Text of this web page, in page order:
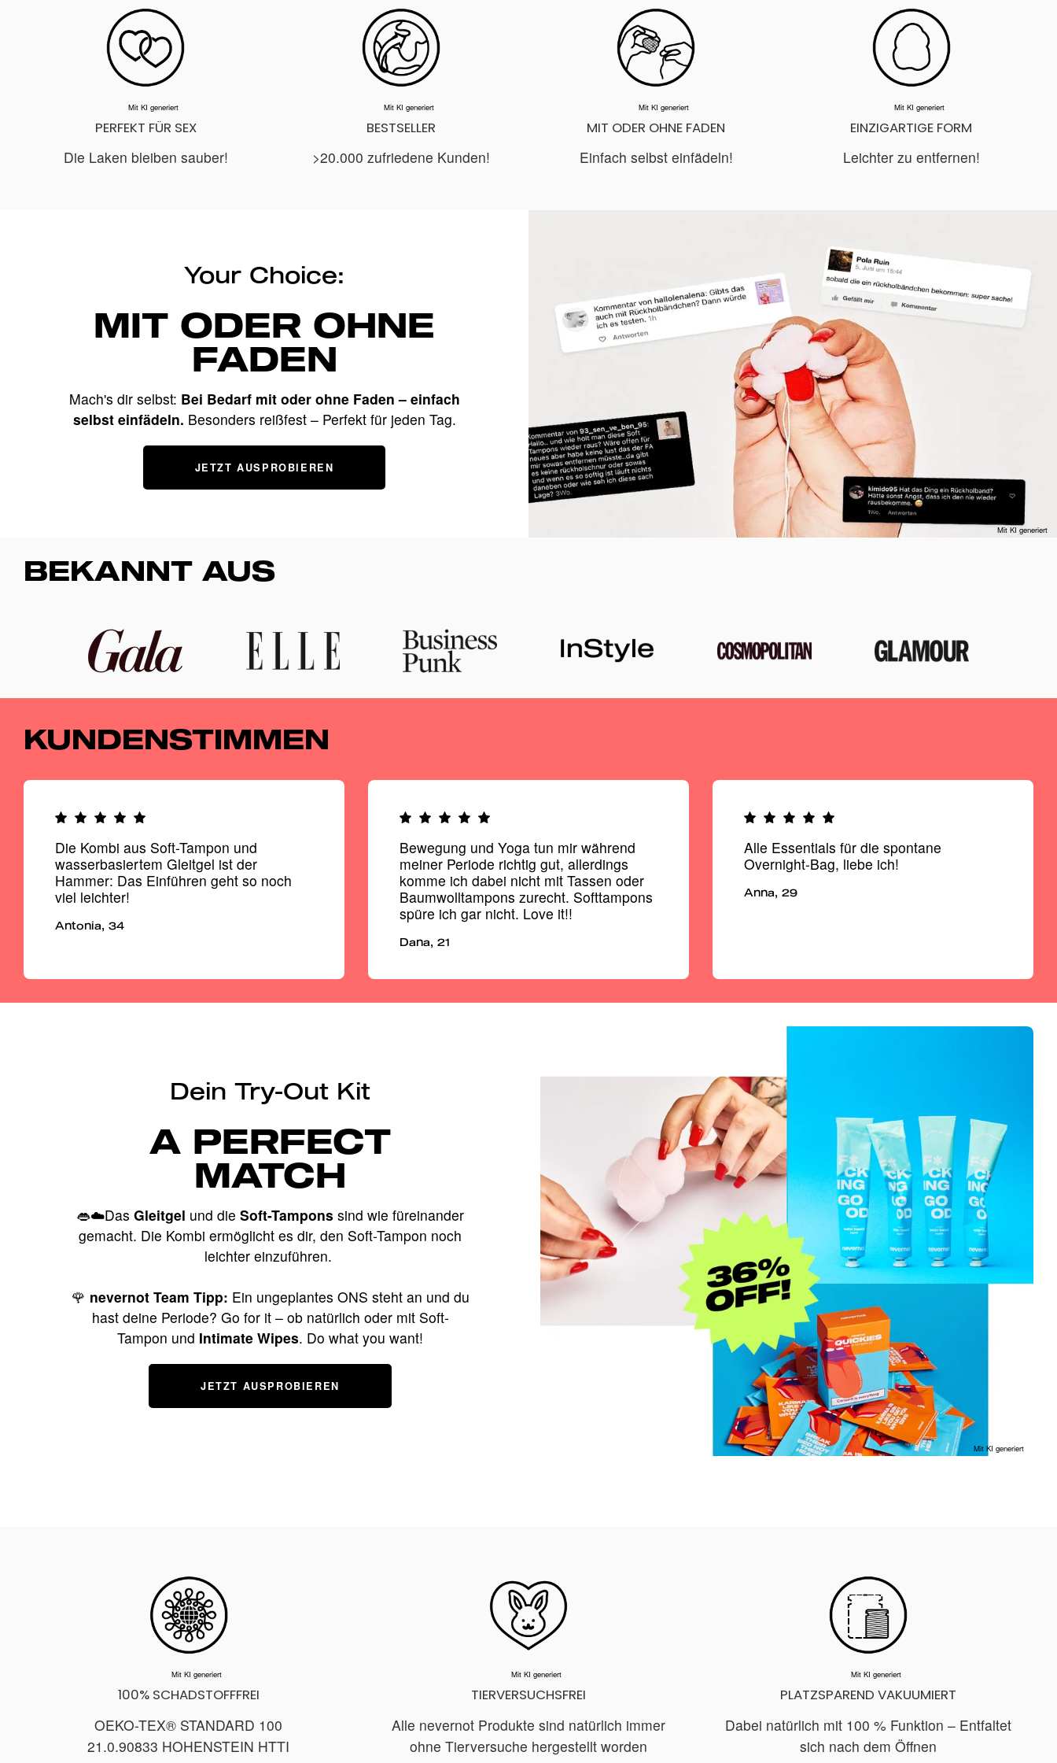
Medium
IN DEN WARENKORB
Sobald Sie ein Produkt ausgewählt haben, wird seine Beschreibung hier
automatisch eingetragen.
VORTEILE
INHALTSSTOFFE
Mit KI generiert Mit KI generiert Mit KI generiert Mit KI generiert
PERFEKT FÜR SEX BESTSELLER MIT ODER OHNE FADEN EINZIGARTIGE FORM
Die Laken bleiben sauber! >20.000 zufriedene Kunden! Einfach selbst einfädeln! Leichter zu entfernen!
Your Choice:
MIT ODER OHNE
FADEN
Mach's dir selbst: Bei Bedarf mit oder ohne Faden – einfach
selbst einfädeln. Besonders reißfest – Perfekt für jeden Tag.
JETZT AUSPROBIEREN
Mit KI generiert
BEKANNT AUS
bild
bild
KUNDENSTIMMEN
Die Kombi aus Soft-Tampon und
wasserbasiertem Gleitgel ist der
Hammer: Das Einführen geht so noch
viel leichter!
Antonia, 34
Bewegung und Yoga tun mir während
meiner Periode richtig gut, allerdings
komme ich dabei nicht mit Tassen oder
Baumwolltampons zurecht. Softtampons
spüre ich gar nicht. Love it!!
Dana, 21
Alle Essentials für die spontane
Overnight-Bag, liebe ich!
Anna, 29
Dein Try-Out Kit
A PERFECT
MATCH
👄☁️Das Gleitgel und die Soft-Tampons sind wie füreinander
gemacht. Die Kombi ermöglicht es dir, den Soft-Tampon noch
leichter einzuführen.
🌹 nevernot Team Tipp: Ein ungeplantes ONS steht an und du
hast deine Periode? Go for it – ob natürlich oder mit Soft-
Tampon und Intimate Wipes. Do what you want!
JETZT AUSPROBIEREN
Mit KI generiert
Mit KI generiert Mit KI generiert Mit KI generiert
100% SCHADSTOFFFREI TIERVERSUCHSFREI PLATZSPAREND VAKUUMIERT
OEKO-TEX® STANDARD 100
21.0.90833 HOHENSTEIN HTTI
Alle nevernot Produkte sind natürlich immer
ohne Tierversuche hergestellt worden
Dabei natürlich mit 100 % Funktion – Entfaltet
sich nach dem Öffnen